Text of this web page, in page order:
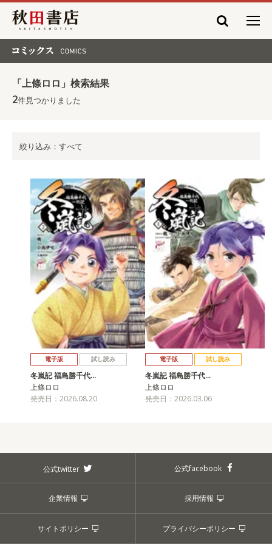
秋田書店
「上條ロロ」検索結果
2件見つかりました
絞り込み：すべて
電子版 試し読み
冬嵐記 福島勝千代…
上條ロロ
発売日：2026.08.20
電子版 試し読み
冬嵐記 福島勝千代…
上條ロロ
発売日：2026.03.06
公式twitter 公式facebook
企業情報 採用情報
サイトポリシー プライバシーポリシー